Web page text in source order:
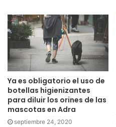
Ya es obligatorio el uso de
botellas higienizantes
para diluir los orines de las
mascotas en Adra
septiembre 24, 2020